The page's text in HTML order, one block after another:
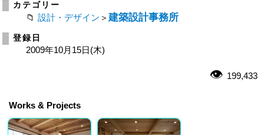
カテゴリー
設計・デザイン ＞ 建築設計事務所
登録日
2009年10月15日(木)
199,433
Works & Projects